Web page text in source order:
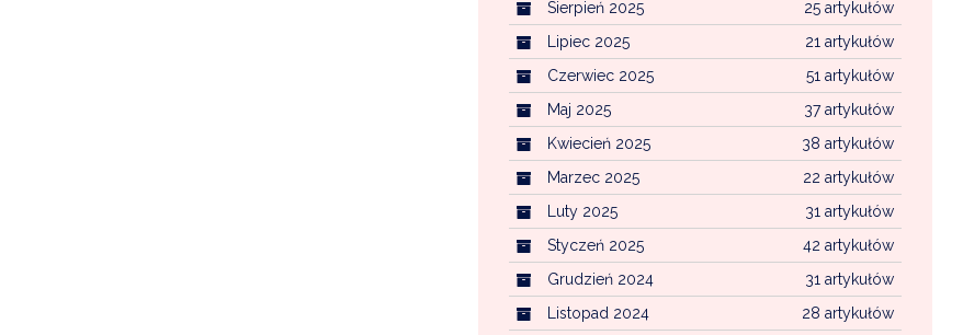
25 artykułów
Sierpień 2025
21 artykułów
Lipiec 2025
51 artykułów
Czerwiec 2025
37 artykułów
Maj 2025
38 artykułów
Kwiecień 2025
22 artykułów
Marzec 2025
31 artykułów
Luty 2025
42 artykułów
Styczeń 2025
31 artykułów
Grudzień 2024
28 artykułów
Listopad 2024